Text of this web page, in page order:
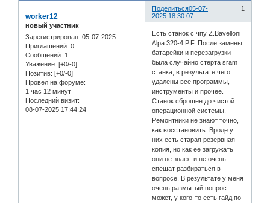
Поделиться 1
05-07-
2025 18:30:07
worker12
новый участник
Зарегистрирован: 05-07-2025
Приглашений: 0
Сообщений: 1
Уважение: [+0/-0]
Позитив: [+0/-0]
Провел на форуме:
1 час 12 минут
Последний визит:
08-07-2025 17:44:24
Есть станок с чпу Z.Bavelloni
Alpa 320-4 P.F. После замены
батарейки и перезагрузки
была случайно стерта sram
станка, в результате чего
удалены все программы,
инструменты и прочее.
Станок сброшен до чистой
операционной системы.
Ремонтники не знают точно,
как восстановить. Вроде у
них есть старая резервная
копия, но как её загружать
они не знают и не очень
спешат разбираться в
вопросе. В результате у меня
очень размытый вопрос:
может, у кого-то есть гайд по